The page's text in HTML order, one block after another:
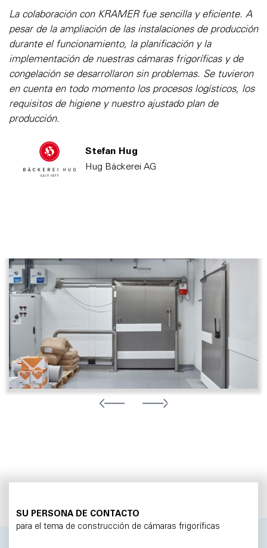
La colaboración con KRAMER fue sencilla y eficiente. A
pesar de la ampliación de las instalaciones de producción
durante el funcionamiento, la planificación y la
implementación de nuestras cámaras frigoríficas y de
congelación se desarrollaron sin problemas. Se tuvieron
en cuenta en todo momento los procesos logísticos, los
requisitos de higiene y nuestro ajustado plan de
producción.
Stefan Hug
Hug Bäckerei AG
SU PERSONA DE CONTACTO
para el tema de construcción de cámaras frigoríficas